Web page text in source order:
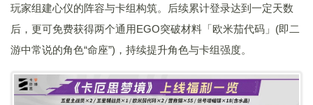
玩家组建心仪的阵容与卡组构筑。后续累计登录达到一定天数
后，更可免费获得两个通用EGO突破材料「欧米茄代码」(即二
游中常说的角色“命座”)，持续提升角色与卡组强度。